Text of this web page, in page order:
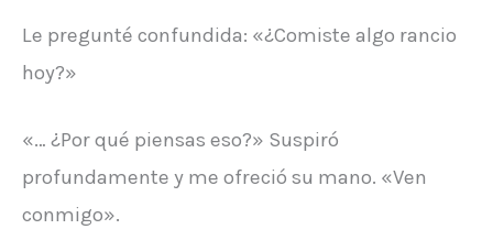
Le pregunté confundida: «¿Comiste algo rancio
hoy?»
«… ¿Por qué piensas eso?» Suspiró
profundamente y me ofreció su mano. «Ven
conmigo».